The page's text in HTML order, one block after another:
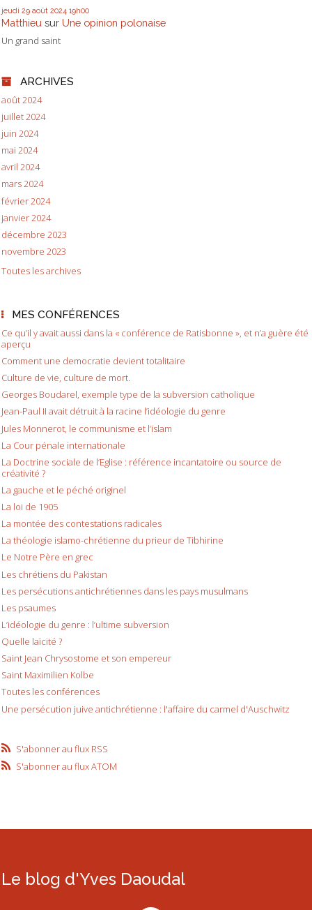
jeudi 29 août 2024 19h00
Matthieu sur Une opinion polonaise
Un grand saint
ARCHIVES
août 2024
juillet 2024
juin 2024
mai 2024
avril 2024
mars 2024
février 2024
janvier 2024
décembre 2023
novembre 2023
Toutes les archives
MES CONFÉRENCES
Ce qu’il y avait aussi dans la « conférence de Ratisbonne », et n’a guère été
aperçu
Comment une democratie devient totalitaire
Culture de vie, culture de mort.
Georges Boudarel, exemple type de la subversion catholique
Jean-Paul II avait détruit à la racine l’idéologie du genre
Jules Monnerot, le communisme et l’islam
La Cour pénale internationale
La Doctrine sociale de l’Eglise : référence incantatoire ou source de
créativité ?
La gauche et le péché originel
La loi de 1905
La montée des contestations radicales
La théologie islamo-chrétienne du prieur de Tibhirine
Le Notre Père en grec
Les chrétiens du Pakistan
Les persécutions antichrétiennes dans les pays musulmans
Les psaumes
L’idéologie du genre : l’ultime subversion
Quelle laïcité ?
Saint Jean Chrysostome et son empereur
Saint Maximilien Kolbe
Toutes les conférences
Une persécution juive antichrétienne : l'affaire du carmel d'Auschwitz
S'abonner au flux RSS
S'abonner au flux ATOM
Le blog d'Yves Daoudal